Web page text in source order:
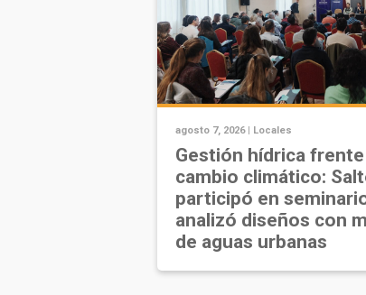
agosto 7, 2026 | Locales
Gestión hídrica frente
cambio climático:
participó en
analizó diseños con
de aguas urbanas